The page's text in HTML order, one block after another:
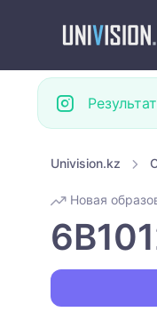
Univision.kz
Новая